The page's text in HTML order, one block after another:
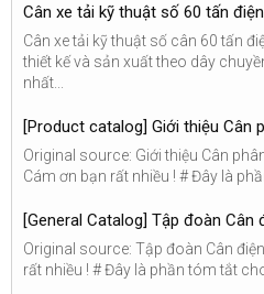
Cân xe tải kỹ thuật số 60 tấn
Cân xe tải kỹ thuật số cân 60 tấn
thiết kế và sản xuất theo dây
nhất...
[Product catalog] Giới thiệu Cân
Original source: Giới thiệu Cân
Cám ơn bạn rất nhiều ! # Đây là
[General Catalog] Tập đoàn Cân
Original source: Tập đoàn Cân
rất nhiều ! # Đây là phần tóm tắt cho